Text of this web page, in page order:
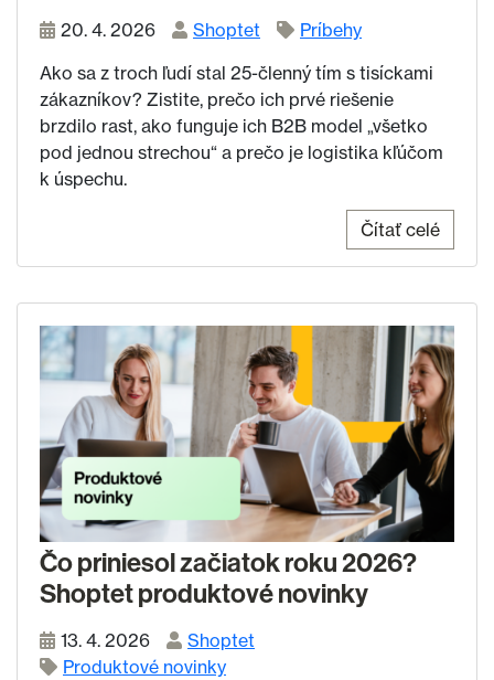
20. 4. 2026 Shoptet
Príbehy
Ako sa z troch ľudí stal 25-členný tím s tisíckami
zákazníkov? Zistite, prečo ich prvé riešenie
brzdilo rast, ako funguje ich B2B model „všetko
pod jednou strechou“ a prečo je logistika kľúčom
k úspechu.
Čítať celé
Čo priniesol začiatok roku 2026?
Shoptet produktové novinky
13. 4. 2026
Shoptet
Produktové novinky